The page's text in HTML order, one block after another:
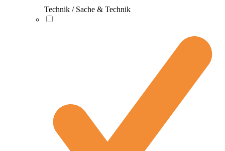
Technik / Sache & Technik